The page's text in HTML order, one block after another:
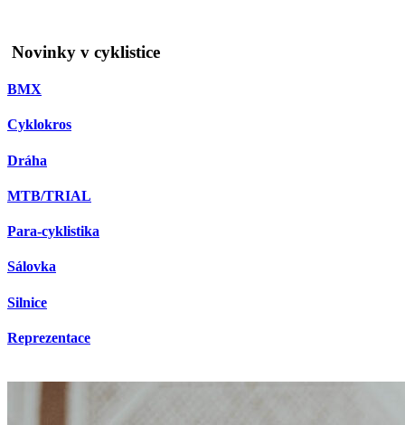
Novinky v cyklistice
BMX
Cyklokros
Dráha
MTB/TRIAL
Para-cyklistika
Sálovka
Silnice
Reprezentace